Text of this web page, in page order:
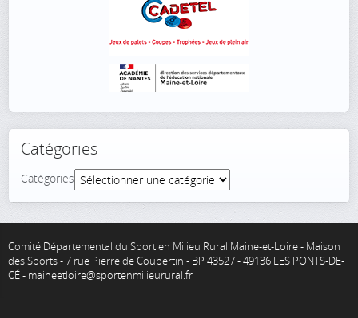
Catégories
Catégories
Comité Départemental du Sport en Milieu Rural Maine-et-Loire - Maison
des Sports - 7 rue Pierre de Coubertin - BP 43527 - 49136 LES PONTS-DE-
CÉ - maineetloire@sportenmilieurural.fr